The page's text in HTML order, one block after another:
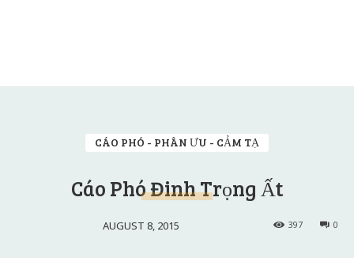
CÁO PHÓ - PHÂN ƯU - CẢM TẠ
Cáo Phó Đinh Trọng Ất
AUGUST 8, 2015 0
397